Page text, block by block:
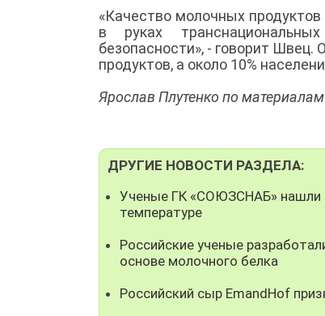
«Качество молочных продуктов
в руках
безопасности», - говорит
продуктов, а около 10%
Ярослав Плутенко по
ДРУГИЕ НОВОСТИ РАЗДЕЛА:
Ученые ГК «СОЮЗСНАБ» нашли
температуре
Российские ученые
основе молочного белка
Российский сыр EmandHof